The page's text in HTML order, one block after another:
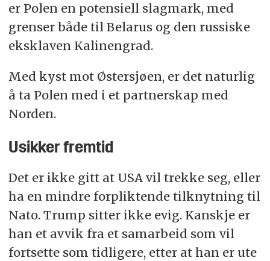
er Polen en potensiell slagmark, med
grenser både til Belarus og den russiske
eksklaven Kalinengrad.
Med kyst mot Østersjøen, er det naturlig
å ta Polen med i et partnerskap med
Norden.
Usikker fremtid
Det er ikke gitt at USA vil trekke seg, eller
ha en mindre forpliktende tilknytning til
Nato. Trump sitter ikke evig. Kanskje er
han et avvik fra et samarbeid som vil
fortsette som tidligere, etter at han er ute